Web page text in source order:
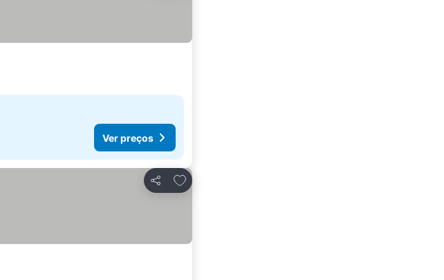
Ver preços
Partilhar
Adicionar aos favoritos